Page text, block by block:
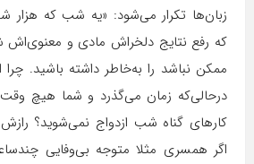
زبان‌ها تکرار می‌شود: «یه شب که هزار
که رفع نتایج دلخراش مادی و معنوی‌اش
ممکن نباشد را به‌خاطر داشته باشید.
درحالی‌که زمان می‌گذرد و شما هیچ
کارهای گناه شب ازدواج نمی‌شوید؟
اگر همسری مثلا متوجه بی‌وفایی